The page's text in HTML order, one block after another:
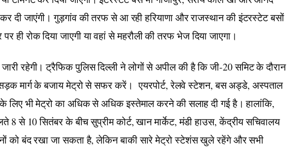
कर दी जाएंगी। गुड़गांव की तरफ से आ रही हरियाणा और राजस्थान की इंटरस्टेट बसों
पर ही रोक दिया जाएगी या वहां से महरौली की तरफ भेज दिया जाएगा।
जारी रहेगी। ट्रैफिक पुलिस दिल्ली ने लोगों से अपील की है कि जी-20 समिट के दौरान
मार्ग के बजाय मेट्रो से सफर करें। एयरपोर्ट, रेलवे स्टेशन, बस अड्डे, अस्पताल
लिए भी मेट्रो का अधिक से अधिक इस्तेमाल करने की सलाह दी गई है। हालांकि,
8 से 10 सितंबर के बीच सुप्रीम कोर्ट, खान मार्केट, मंडी हाउस, केंद्रीय सचिवालय
को बंद रखा जा सकता है, लेकिन बाकी सारे मेट्रो स्टेशंस खुले रहेंगे और सभी